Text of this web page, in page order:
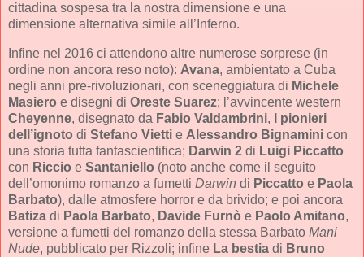
cittadina sospesa tra la nostra dimensione e una
dimensione alternativa simile all’Inferno.
Infine nel 2016 ci attendono altre numerose sorprese (in
ordine non ancora reso noto): Avana, ambientato a Cuba
negli anni pre-rivoluzionari, con sceneggiatura di Michele
Masiero e disegni di Oreste Suarez; l’avvincente western
Cheyenne, disegnato da Fabio Valdambrini,
I pionieri
dell’ignoto di Stefano Vietti e Alessandro Bignamini con
una storia tutta fantascientifica; Darwin 2 di Luigi Piccatto
con Riccio e Santaniello (noto anche come il seguito
dell’omonimo romanzo a fumetti Darwin di Piccatto e Paola
Barbato), dalle atmosfere horror e da brivido; e poi ancora
Batiza di Paola Barbato, Davide Furnò e Paolo Amitano,
versione a fumetti del romanzo della stessa Barbato Mani
Nude, pubblicato per Rizzoli; infine La bestia di Bruno